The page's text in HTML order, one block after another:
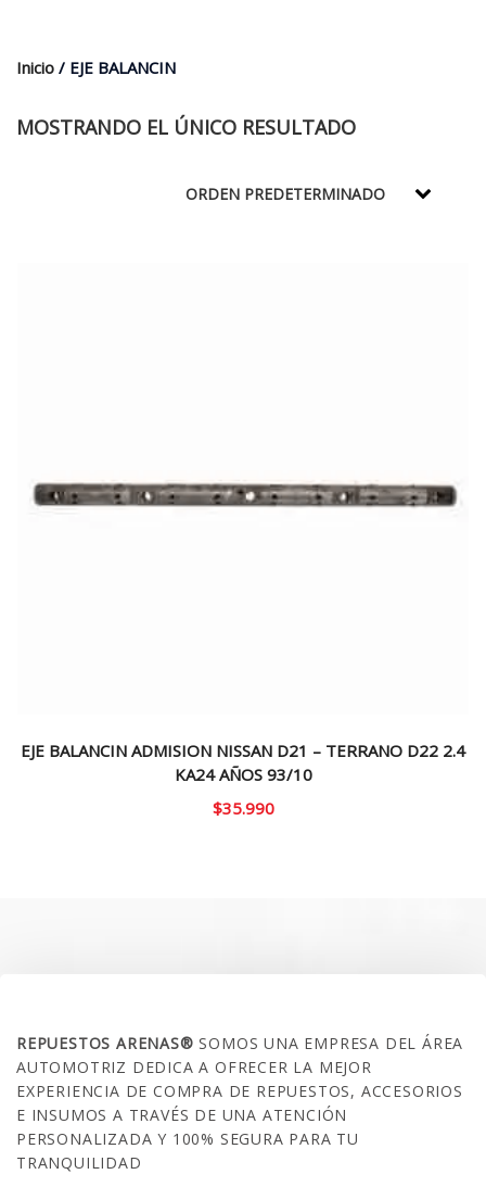
Inicio / EJE BALANCIN
MOSTRANDO EL ÚNICO RESULTADO
EJE BALANCIN ADMISION NISSAN D21 – TERRANO D22 2.4
KA24 AÑOS 93/10
$35.990
REPUESTOS ARENAS®SOMOS UNA EMPRESA DEL ÁREA
AUTOMOTRIZ DEDICA A OFRECER LA MEJOR
EXPERIENCIA DE COMPRA DE REPUESTOS, ACCESORIOS
E INSUMOS A TRAVÉS DE UNA ATENCIÓN
PERSONALIZADA Y 100% SEGURA PARA TU
TRANQUILIDAD